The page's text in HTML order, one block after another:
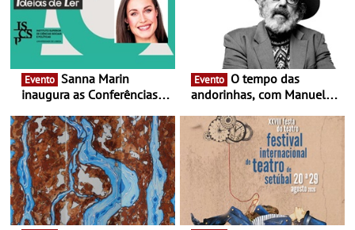
Evento
inaugura as Conferências
Antiga primeira-ministra da
Finlândia é a convidada da
primeira edição do novo
ciclo de debates dedicado
aos grandes temas do
nosso tempo
Evento
andorinhas, com Manuel
Atum - Concerto
performance na MAAT
Gallery a 3 de Setembro,
19:30